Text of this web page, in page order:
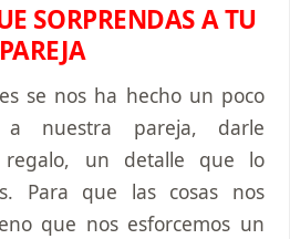
SORPRENDAS A TU
PAREJA
se nos ha hecho un poco
a nuestra pareja, darle
regalo, un detalle que lo
Para que las cosas nos
que nos esforcemos un